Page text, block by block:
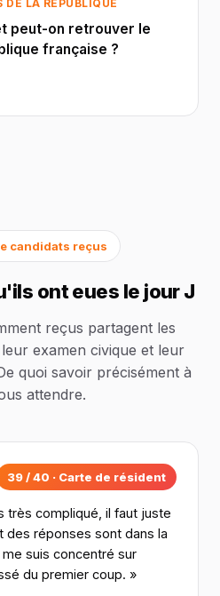
DE LA RÉPUBLIQUE
peut-on retrouver le
française ?
candidats reçus
ont eues le jour J
reçus partagent les
examen civique et leur
quoi savoir précisément à
attendre.
39 / 40 · Carte de résident
très compliqué, il faut juste
des réponses sont dans la
suis concentré sur
du premier coup. »